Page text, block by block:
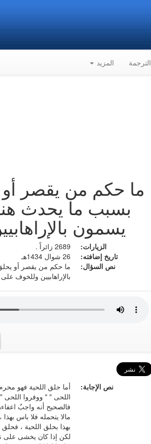
الترجمة المزيد
ما حكم من يقصر
بسبب ما يحدث
يسمون
الزيارات:
2689 زائراً .
تاريخ إضافته:
26 شوال 1434هـ
نص السؤال:
ما حكم من يقصر أو
بالإراهابيين وللخوف
نص الإجابة:
أما حلق اللحية فهو
اللحى " " ووفروا اللحى
فالصحيح أنه واجبٌ
مالا يتحمله فلا باس
بهذا بحلق اللحية ،
لكن إذا كان يخشى على